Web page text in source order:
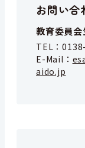
お問い合
教育委員
TEL：
E-Mail：
aido.jp